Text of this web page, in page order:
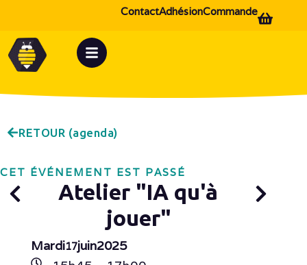
Commande
Adhésion
Contact
RETOUR (agenda)
CET ÉVÉNEMENT EST PASSÉ
Atelier "IA qu'à
jouer"
Mardi17juin2025